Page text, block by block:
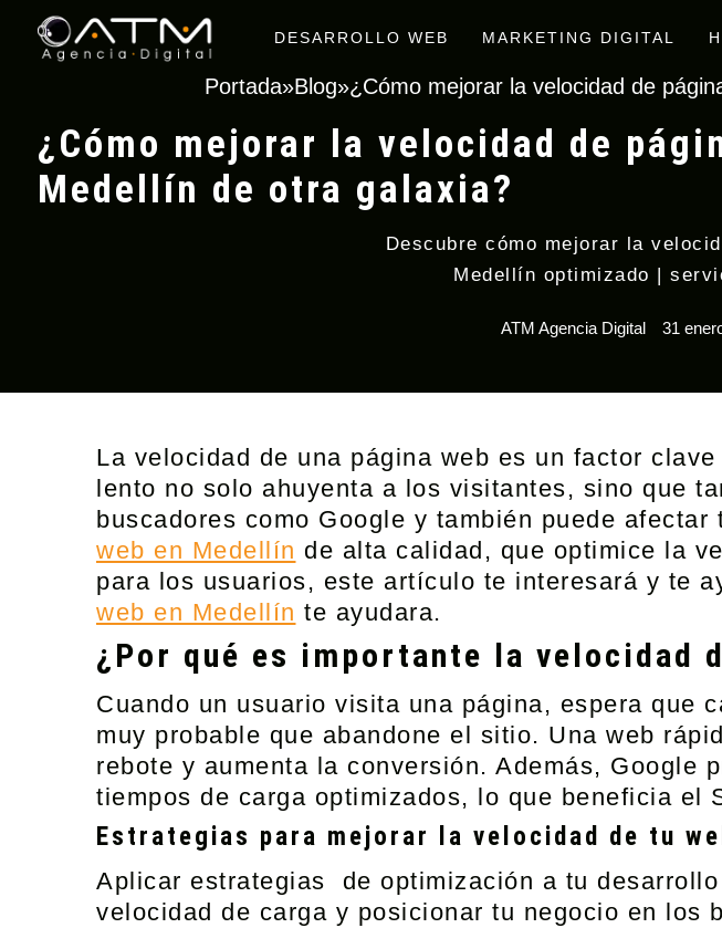
DESARROLLO WEB MARKETING DIGITAL
Portada»Blog»¿Cómo mejorar la velocidad de
¿Cómo mejorar la velocidad de
Medellín de otra galaxia?
Descubre cómo mejorar la
Medellín optimizado |
ATM Agencia Digital 31
La velocidad de una página web es un factor
lento no solo ahuyenta a los visitantes, sino que
buscadores como Google y también puede
web en Medellín de alta calidad, que optimice la
para los usuarios, este artículo te interesará y te
web en Medellín te ayudara.
¿Por qué es importante la velocidad
Cuando un usuario visita una página, espera que
muy probable que abandone el sitio. Una web
rebote y aumenta la conversión. Además, Google
tiempos de carga optimizados, lo que beneficia
Estrategias para mejorar la velocidad de tu
Aplicar estrategias de optimización a tu desarrollo
velocidad de carga y posicionar tu negocio en los